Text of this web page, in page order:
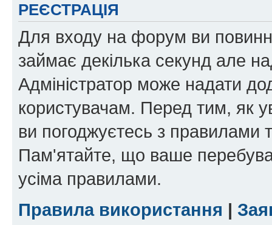
РЕЄСТРАЦІЯ
Для входу на форум ви
займає декілька секунд але
Адміністратор може надати
користувачам. Перед тим, як
ви погоджуєтесь з правилами
Пам'ятайте, що ваше
усіма правилами.
Правила використання |